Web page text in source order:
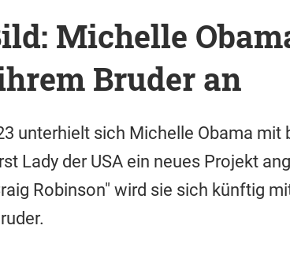
Michelle
Bruder an
unterhielt sich Michelle Obama mit
Lady der USA ein neues Projekt
Robinson" wird sie sich künftig